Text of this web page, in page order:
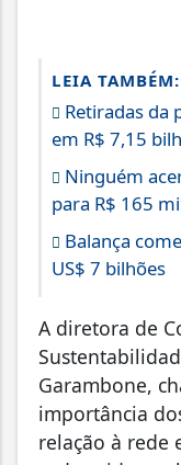
LEIA TAMBÉM:
Retiradas da
em R$ 7,15
Ninguém
para R$ 165
Balança
US$ 7 bilhões
A diretora de
Garambone,
importância
relação à rede